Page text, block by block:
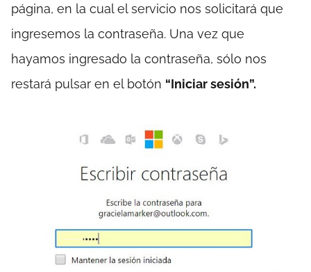
página, en la cual el servicio nos solicitará que
ingresemos la contraseña. Una vez que
hayamos ingresado la contraseña, sólo nos
restará pulsar en el botón “Iniciar sesión”.